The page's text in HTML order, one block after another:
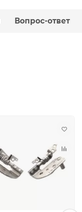
Вопрос-ответ